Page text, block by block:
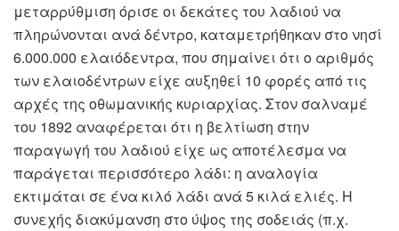
μεταρρύθμιση όρισε οι δεκάτες του λαδιού να
πληρώνονται ανά δέντρο, καταμετρήθηκαν στο νησί
6.000.000 ελαιόδεντρα, που σημαίνει ότι ο αριθμός
των ελαιοδέντρων είχε αυξηθεί 10 φορές από τις
αρχές της οθωμανικής κυριαρχίας. Στον σαλναμέ
του 1892 αναφέρεται ότι η βελτίωση στην
παραγωγή του λαδιού είχε ως αποτέλεσμα να
παράγεται περισσότερο λάδι: η αναλογία
εκτιμάται σε ένα κιλό λάδι ανά 5 κιλά ελιές. Η
συνεχής διακύμανση στο ύψος της σοδειάς (π.χ.